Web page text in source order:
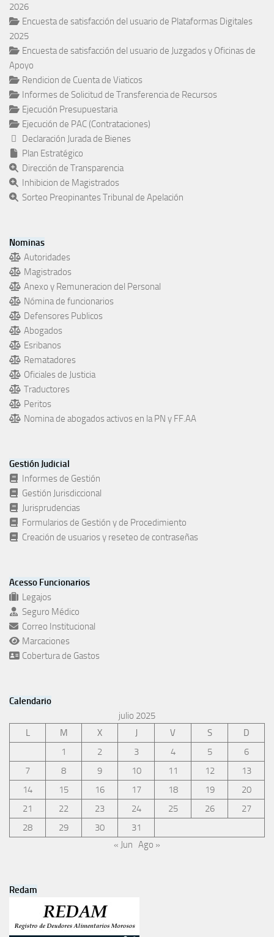
2026
Encuesta de satisfacción del usuario de Plataformas Digitales
2025
Encuesta de satisfacción del usuario de Juzgados y Oficinas de
Apoyo
Rendicion de Cuenta de Viaticos
Informes de Solicitud de Transferencia de Recursos
Ejecución Presupuestaria
Ejecución de PAC (Contrataciones)
Declaración Jurada de Bienes
Plan Estratégico
Dirección de Transparencia
Inhibicion de Magistrados
Sorteo Preopinantes Tribunal de Apelación
Nominas
Autoridades
Magistrados
Anexo y Remuneracion del Personal
Nómina de funcionarios
Defensores Publicos
Abogados
Esribanos
Rematadores
Oficiales de Justicia
Traductores
Peritos
Nomina de abogados activos en la PN y FF.AA
Gestión Judicial
Informes de Gestión
Gestión Jurisdiccional
Jurisprudencias
Formularios de Gestión y de Procedimiento
Creación de usuarios y reseteo de contraseñas
Acesso Funcionarios
Legajos
Seguro Médico
Correo Institucional
Marcaciones
Cobertura de Gastos
Calendario
julio 2025
L
M X J V S
D
1
2 3 4 5
6
7
8 9 10 11 12
13
14
15 16 17 18 19
20
21
22 23 24 25 26
27
28
29 30
31
« Jun Ago »
Redam